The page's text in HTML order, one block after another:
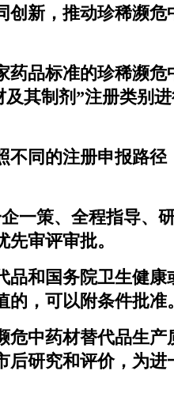
新，推动珍稀濒
品标准的珍稀濒
其制剂”注册类别
同的注册申报路
一策、全程指导、
审评审批。
和国务院卫生健
，可以附条件批准。
中药材替代品生
研究和评价，为进